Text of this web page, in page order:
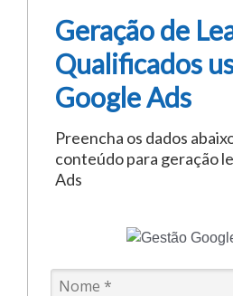
Geração de
Qualificados
Google Ads
Preencha os dados
conteúdo para geração
Ads